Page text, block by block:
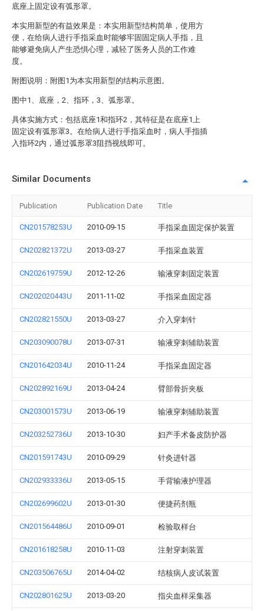
底座上固定设有弧形罩。
本实用新型的有益效果是：本实用新型结构简单，使用方
便，在给病人进行手指采血时能够牢固固定病人手指，且
能够避免病人产生恐惧心理，减轻了医务人员的工作难
度。
附图说明：附图1为本实用新型的结构示意图。
图中1、底座，2、指环，3、弧形罩。
具体实施方式：包括底座1和指环2，其特征是在底座1上
固定设有弧形罩3。在给病人进行手指采血时，病人手指插
入指环2内，通过弧形罩3阻挡视线即可。
Similar Documents
Publication Publication Date Title
CN201578253U 2010-09-15 手指采血固定保护装置
CN202821372U 2013-03-27 手指采血装置
CN202619759U 2012-12-26 输液穿刺固定装置
CN202020443U 2011-11-02 手指采血固定器
CN202821550U 2013-03-27 介入穿刺针
CN203090078U 2013-07-31 输液穿刺辅助装置
CN201642034U 2010-11-24 手指采血固定器
CN202892169U 2013-04-24 臂部骨折夹板
CN203001573U 2013-06-19 输液穿刺辅助装置
CN203252736U 2013-10-30 妇产手术备皮防护器
CN201591743U 2010-09-29 针灸进针器
CN202933336U 2013-05-15 手背输液护理器
CN202699602U 2013-01-30 便捷药剂瓶
CN201564486U 2010-09-01 检验取样台
CN201618258U 2010-11-03 注射穿刺装置
CN203506765U 2014-04-02 结核病人皮试装置
CN202801625U 2013-03-20 指尖血样采集器